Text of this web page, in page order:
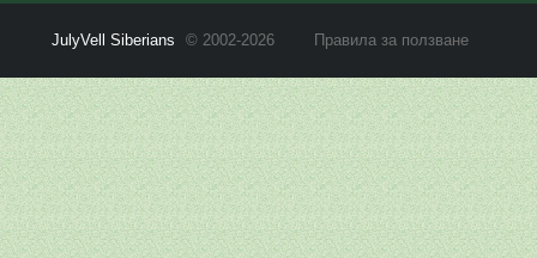
JulyVell Siberians © 2002-2026 Правила за ползване